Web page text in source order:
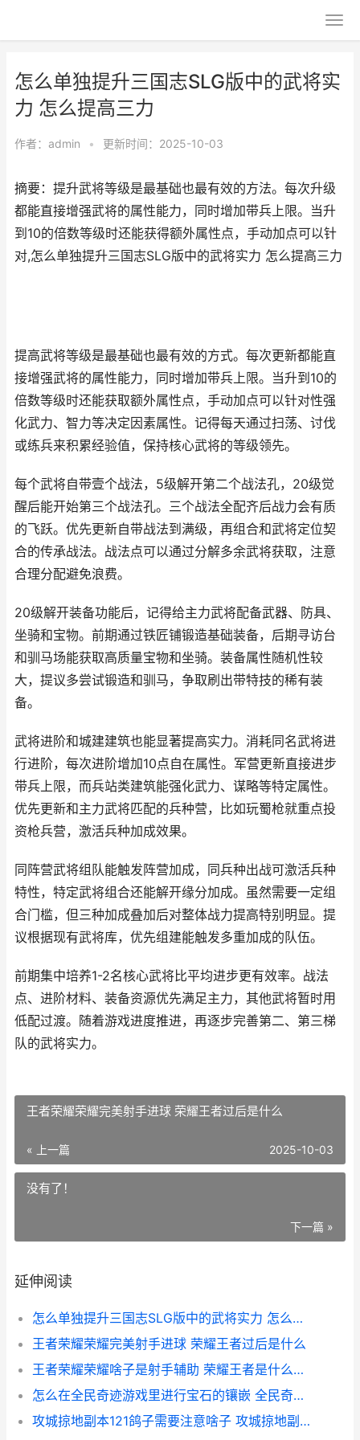
怎么单独提升三国志SLG版中的武将实
力 怎么提高三力
作者： admin • 更新时间：2025-10-03
摘要：提升武将等级是最基础也最有效的方法。每次升级
都能直接增强武将的属性能力，同时增加带兵上限。当升
到10的倍数等级时还能获得额外属性点，手动加点可以针
对,怎么单独提升三国志SLG版中的武将实力 怎么提高三力
提高武将等级是最基础也最有效的方式。每次更新都能直
接增强武将的属性能力，同时增加带兵上限。当升到10的
倍数等级时还能获取额外属性点，手动加点可以针对性强
化武力、智力等决定因素属性。记得每天通过扫荡、讨伐
或练兵来积累经验值，保持核心武将的等级领先。
每个武将自带壹个战法，5级解开第二个战法孔，20级觉
醒后能开始第三个战法孔。三个战法全配齐后战力会有质
的飞跃。优先更新自带战法到满级，再组合和武将定位契
合的传承战法。战法点可以通过分解多余武将获取，注意
合理分配避免浪费。
20级解开装备功能后，记得给主力武将配备武器、防具、
坐骑和宝物。前期通过铁匠铺锻造基础装备，后期寻访台
和驯马场能获取高质量宝物和坐骑。装备属性随机性较
大，提议多尝试锻造和驯马，争取刷出带特技的稀有装
备。
武将进阶和城建建筑也能显著提高实力。消耗同名武将进
行进阶，每次进阶增加10点自在属性。军营更新直接进步
带兵上限，而兵站类建筑能强化武力、谋略等特定属性。
优先更新和主力武将匹配的兵种营，比如玩蜀枪就重点投
资枪兵营，激活兵种加成效果。
同阵营武将组队能触发阵营加成，同兵种出战可激活兵种
特性，特定武将组合还能解开缘分加成。虽然需要一定组
合门槛，但三种加成叠加后对整体战力提高特别明显。提
议根据现有武将库，优先组建能触发多重加成的队伍。
前期集中培养1-2名核心武将比平均进步更有效率。战法
点、进阶材料、装备资源优先满足主力，其他武将暂时用
低配过渡。随着游戏进度推进，再逐步完善第二、第三梯
队的武将实力。
王者荣耀荣耀完美射手进球 荣耀王者过后是什么
« 上一篇 2025-10-03
没有了！
下一篇 »
延伸阅读
怎么单独提升三国志SLG版中的武将实力 怎么提高三力
王者荣耀荣耀完美射手进球 荣耀王者过后是什么
王者荣耀荣耀啥子是射手辅助 荣耀王者是什么时候出的
怎么在全民奇迹游戏里进行宝石的镶嵌 全民奇迹如何找回自己的区
攻城掠地副本121鸽子需要注意啥子 攻城掠地副本121关怎么过